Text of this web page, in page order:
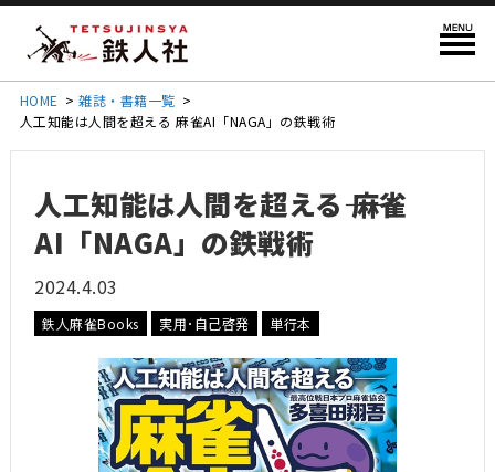
HOME > 雑誌・書籍一覧 >
人工知能は人間を超える―― 麻雀AI「NAGA」の鉄戦術
人工知能は人間を超える―― 麻雀
AI「NAGA」の鉄戦術
2024.4.03
鉄人麻雀Books 実用･自己啓発 単行本